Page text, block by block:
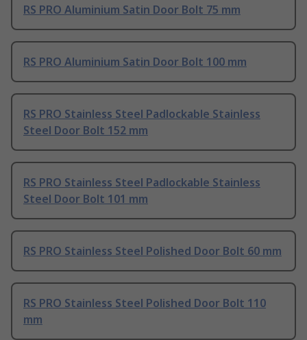
RS PRO Aluminium Satin Door Bolt 75 mm
RS PRO Aluminium Satin Door Bolt 100 mm
RS PRO Stainless Steel Padlockable Stainless
Steel Door Bolt 152 mm
RS PRO Stainless Steel Padlockable Stainless
Steel Door Bolt 101 mm
RS PRO Stainless Steel Polished Door Bolt 60 mm
RS PRO Stainless Steel Polished Door Bolt 110
mm